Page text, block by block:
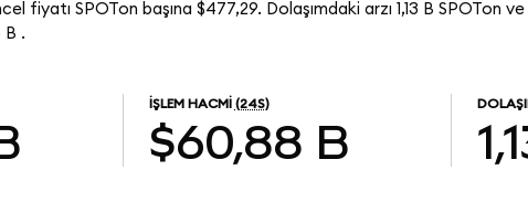
fiyatı SPOTon başına $477,29. Dolaşımdaki arzı 1,13 B SPOTon
B .
İŞLEM HACMI (24S)
$60,88 B